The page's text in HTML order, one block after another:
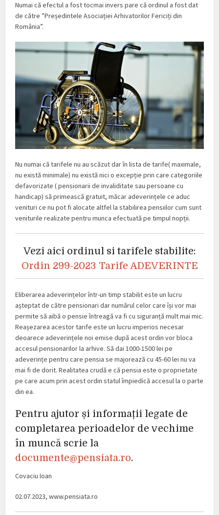
Numai că efectul a fost tocmai invers pare că ordinul a fost dat
de către ”Președintele Asociației Arhivatorilor Fericiți din
România”.
Nu numai că tarifele nu au scăzut dar în lista de tarife( maximale,
nu există minimale) nu există nici o excepție prin care categoriile
defavorizate ( pensionarii de invaliditate sau persoane cu
handicap) să primească gratuit, măcar adeverințele ce aduc
venituri ce nu pot fi alocate altfel la stabilirea pensiilor cum sunt
veniturile realizate pentru munca efectuată pe timpul nopții.
Vezi aici ordinul si tarifele stabilite:
Ordin 299-2023 Tarife ADEVERINTE
Eliberarea adeverințelor într-un timp stabilit este un lucru
așteptat de către pensionari dar numărul celor care își vor mai
permite să aibă o pensie întreagă va fi cu siguranță mult mai mic.
Reașezarea acestor tarife este un lucru imperios necesar
deoarece adeverințele noi emise după acest ordin vor bloca
accesul pensionarilor la arhive. Să dai 1000-1500 lei pe
adeverințe pentru care pensia se majorează cu 45-60 lei nu va
mai fi de dorit. Realitatea crudă e că pensia este o proprietate
pe care acum prin acest ordin statul împiedică accesul la o parte
din ea.
Pentru ajutor și informații legate de
completarea perioadelor de vechime
în muncă scrie la
documente@pensiata.ro.
Covaciu Ioan
02.07.2023, www.pensiata.ro